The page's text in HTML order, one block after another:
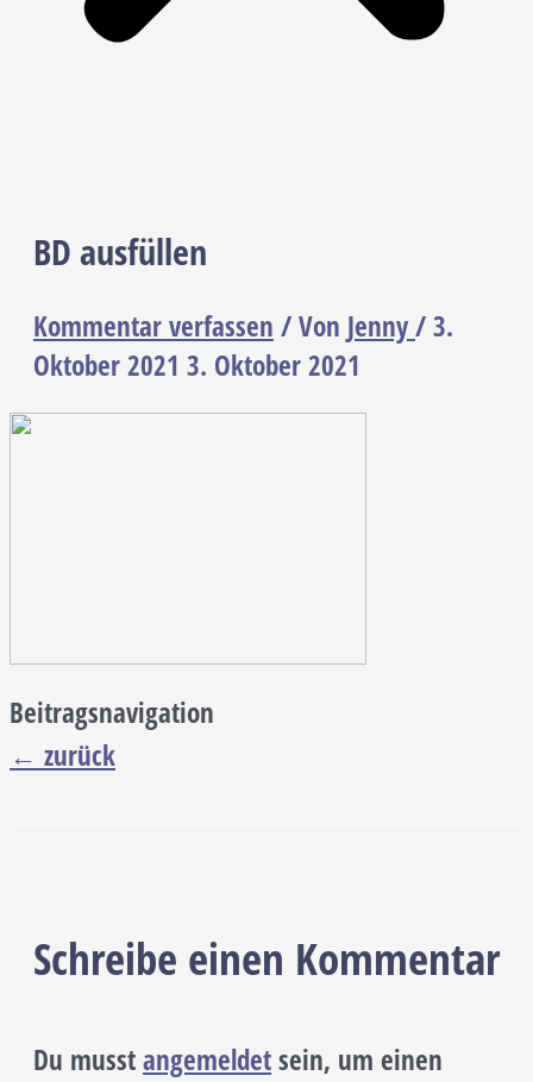
BD ausfüllen
Kommentar verfassen / Von Jenny/3.
Oktober 2021 3. Oktober 2021
Beitragsnavigation
← zurück
Schreibe einen Kommentar
Du musstangemeldetsein, um einen